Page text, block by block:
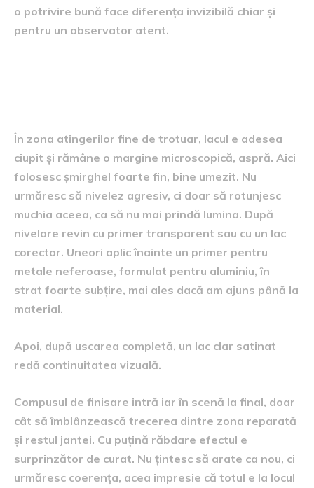
o potrivire bună face diferența invizibilă chiar și
pentru un observator atent.
În zona atingerilor fine de trotuar, lacul e adesea
ciupit și rămâne o margine microscopică, aspră. Aici
folosesc șmirghel foarte fin, bine umezit. Nu
urmăresc să nivelez agresiv, ci doar să rotunjesc
muchia aceea, ca să nu mai prindă lumina. După
nivelare revin cu primer transparent sau cu un lac
corector. Uneori aplic înainte un primer pentru
metale neferoase, formulat pentru aluminiu, în
strat foarte subțire, mai ales dacă am ajuns până la
material.
Apoi, după uscarea completă, un lac clar satinat
redă continuitatea vizuală.
Compusul de finisare intră iar în scenă la final, doar
cât să îmblânzească trecerea dintre zona reparată
și restul jantei. Cu puțină răbdare efectul e
surprinzător de curat. Nu țintesc să arate ca nou, ci
urmăresc coerența, acea impresie că totul e la locul